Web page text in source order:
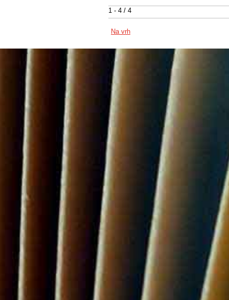
1 - 4 / 4
Na vrh